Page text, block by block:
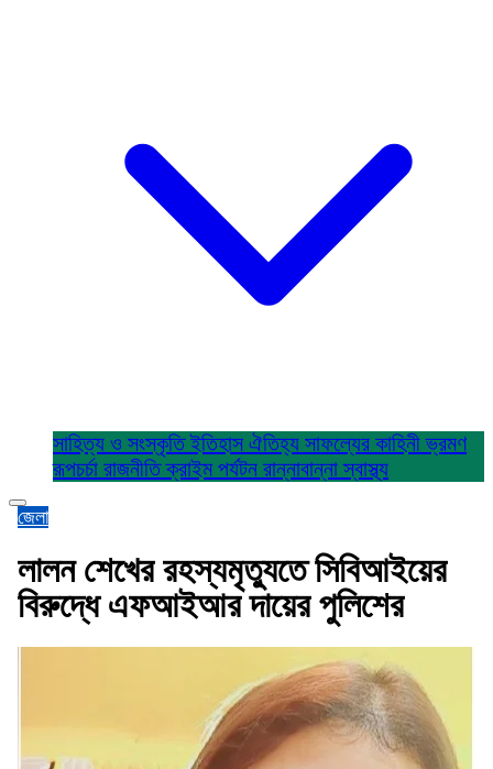
সাহিত্য ও সংস্কৃতিইতিহাস ঐতিহ্য সাফল্যের কাহিনীভ্রমণ
রূপচর্চা রাজনীতিক্রাইম পর্যটন রান্নাবান্নাস্বাস্থ্য
জেলা
লালন শেখের রহস্যমৃত্যুতে সিবিআইয়ের
বিরুদ্ধে এফআইআর দায়ের পুলিশের